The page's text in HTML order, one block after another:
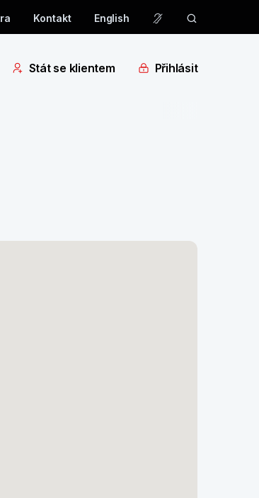
Kontakt English
Stát se klientem Přihlásit